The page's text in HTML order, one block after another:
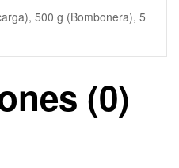
500 g (Bombonera), 5
(0)